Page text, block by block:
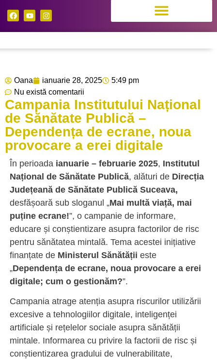
Oana ianuarie 28, 2025
5:49 pm
Nu există comentarii
Campania Institutului Național
de Sănătate Publică –
Dependența de ecrane, noua
provocare a erei digitale
În perioada ianuarie – februarie 2025, Institutul
Național de Sănătate Publică, alături de Direcția
Județeană de Sănătate Publică Suceava,
desfășoară sub sloganul „Mai multă viață, mai
puține ecrane!”, o campanie de informare,
educare și conștientizare asupra factorilor de risc
pentru sănătatea mintală. Tema acestei inițiative
finanțate de Ministerul Sănătății este
„Dependența de ecrane, noua provocare a erei
digitale; cum o gestionăm?”.
Campania atrage atenția asupra riscurilor utilizării
excesive a tehnologiilor digitale, inteligenței
artificiale și rețelelor sociale asupra sănătății
mintale. Informarea cu privire la factorii de risc și
conștientizarea gradului de vulnerabilitate,